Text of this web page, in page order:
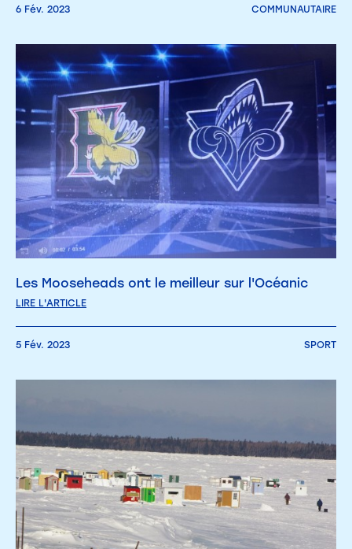
6 Fév. 2023 COMMUNAUTAIRE
Les Mooseheads ont le meilleur sur l'Océanic
LIRE L'ARTICLE
5 Fév. 2023 SPORT